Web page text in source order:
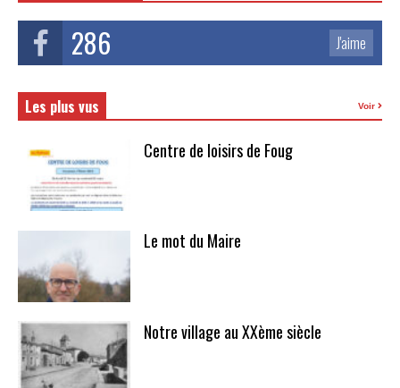
286 J'aime
Les plus vus Voir
Centre de loisirs de Foug
Le mot du Maire
Notre village au XXème siècle